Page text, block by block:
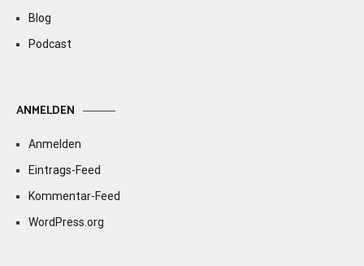
Blog
Podcast
ANMELDEN
Anmelden
Eintrags-Feed
Kommentar-Feed
WordPress.org